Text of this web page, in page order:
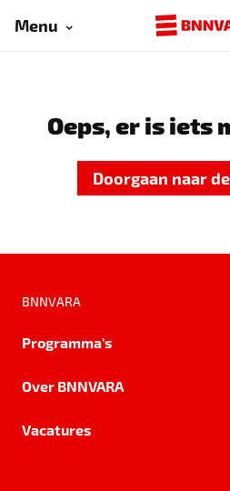
Menu
Oeps, er is iets
Doorgaan naar
BNNVARA
Programma's
Over BNNVARA
Vacatures